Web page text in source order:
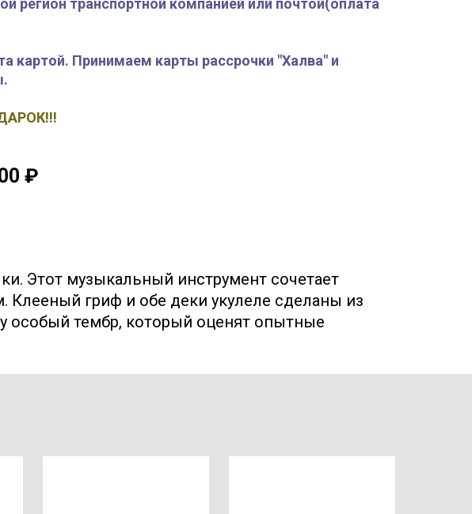
регион транспортной компанией или почтой(оплата
картой. Принимаем карты рассрочки "Халва" и
₽
Этот музыкальный инструмент сочетает
гриф и обе деки укулеле сделаны из
особый тембр, который оценят опытные